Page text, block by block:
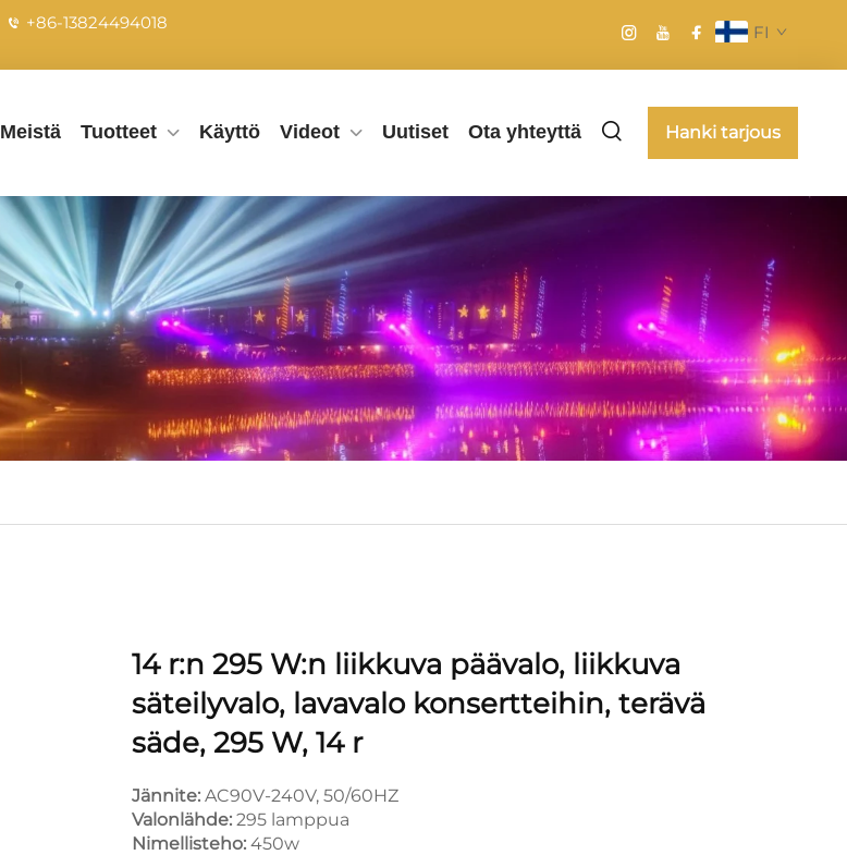
+86-13824494018
FI
Meistä Tuotteet Käyttö Videot Uutiset Ota yhteyttä Hanki tarjous
14 r:n 295 W:n liikkuva päävalo, liikkuva
säteilyvalo, lavavalo konsertteihin, terävä
säde, 295 W, 14 r
Jännite: AC90V-240V, 50/60HZ
Valonlähde: 295 lamppua
Nimellisteho: 450w